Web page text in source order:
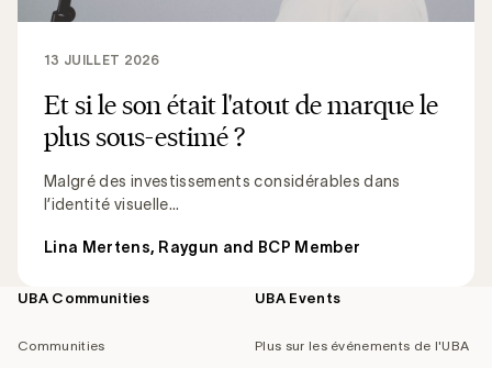
Et si le son était l'atout de marque le
plus sous-estimé ?
Malgré des investissements considérables dans
l’identité visuelle...
13 JUILLET 2026
Lina Mertens, Raygun and BCP Member
Footer
UBA Communities
Communities
UBA Events
Plus sur les événements de l'UBA